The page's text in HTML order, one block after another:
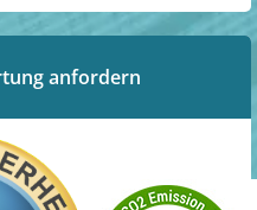
anfordern